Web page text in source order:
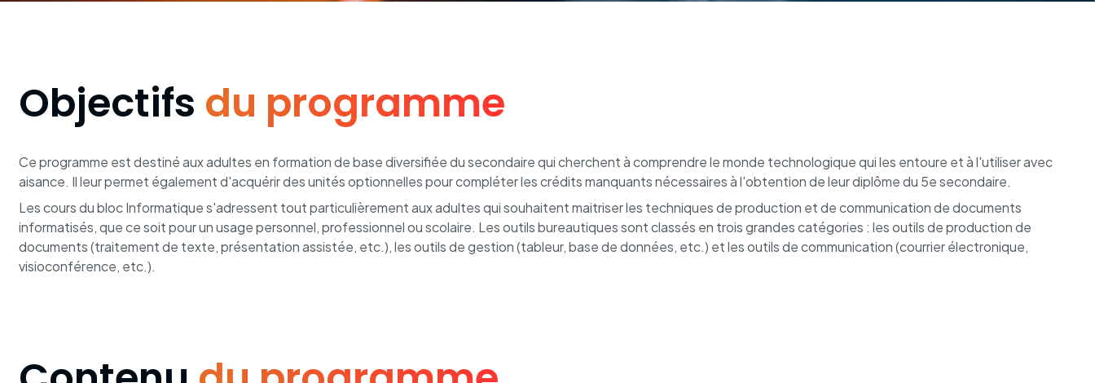
Objectifs du programme
Ce programme est destiné aux adultes en formation de base diversifiée du secondaire qui cherchent à comprendre le monde technologique qui les entoure et à l'utiliser avec
aisance. Il leur permet également d'acquérir des unités optionnelles pour compléter les crédits manquants nécessaires à l'obtention de leur diplôme du 5e secondaire.
Les cours du bloc Informatique s'adressent tout particulièrement aux adultes qui souhaitent maitriser les techniques de production et de communication de documents
informatisés, que ce soit pour un usage personnel, professionnel ou scolaire. Les outils bureautiques sont classés en trois grandes catégories : les outils de production de
documents (traitement de texte, présentation assistée, etc.), les outils de gestion (tableur, base de données, etc.) et les outils de communication (courrier électronique,
visioconférence, etc.).